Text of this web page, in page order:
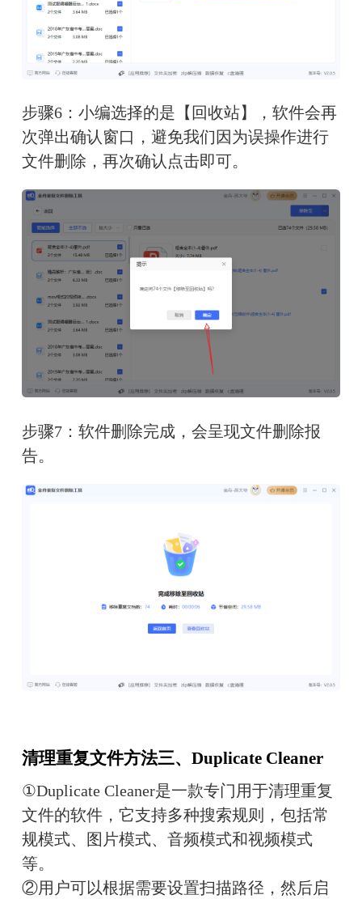
步骤6：小编选择的是【回收站】，软件会再
次弹出确认窗口，避免我们因为误操作进行
文件删除，再次确认点击即可。
步骤7：软件删除完成，会呈现文件删除报
告。
清理重复文件方法三、Duplicate Cleaner
①Duplicate Cleaner是一款专门用于清理重复
文件的软件，它支持多种搜索规则，包括常
规模式、图片模式、音频模式和视频模式
等。
②用户可以根据需要设置扫描路径，然后启